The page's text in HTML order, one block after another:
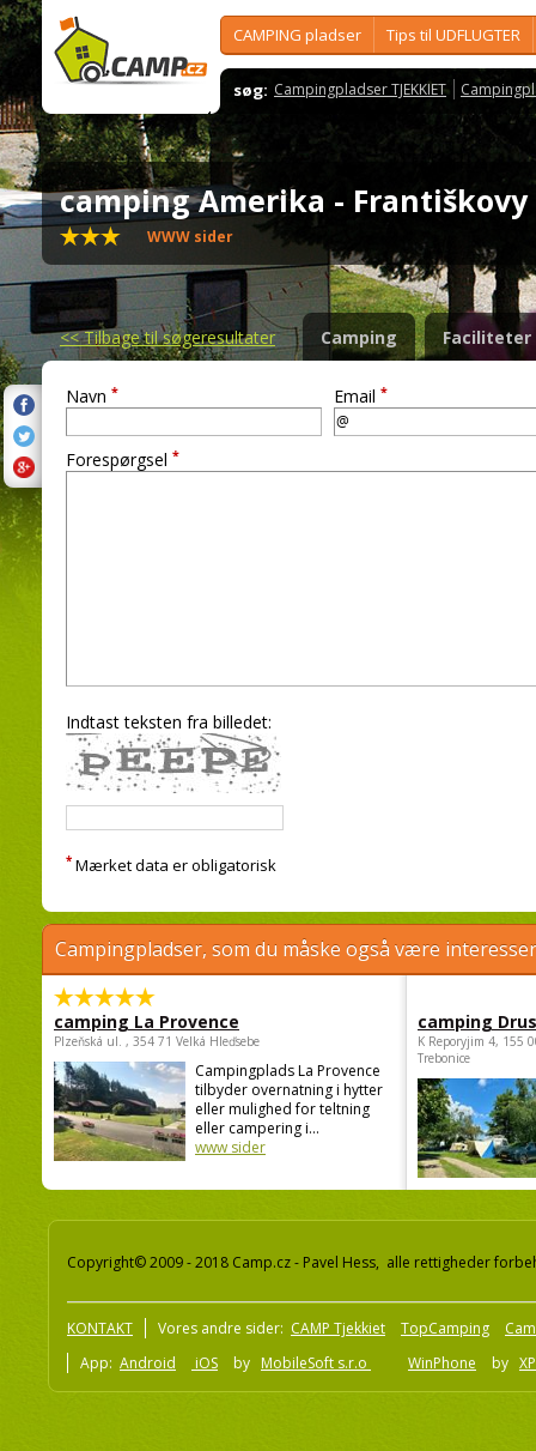
CAMPING pladser Tips til UDFLUGTER
søg: Campingpladser TJEKKIET
camping Amerika -
WWW sider
<<Tilbage til søgeresultater Camping Faciliteter
Navn * Email *
Forespørgsel *
Indtast teksten fra billedet:
* Mærket data er obligatorisk
Campingpladser, som du måske også være
camping La Provence
Plzeňská ul. , 354 71 Velká Hleďsebe
Campingplads La Provence
tilbyder overnatning i hytter
eller mulighed for teltning
eller campering i...
www sider
camping
K Reporyjim 4, 155
Trebonice
Copyright© 2009 - 2018 Camp.cz - Pavel Hess, alle rettigheder
KONTAKT Vores andre sider: CAMP Tjekkiet TopCamping
App: Android iOS by MobileSoft s.r.o WinPhone by